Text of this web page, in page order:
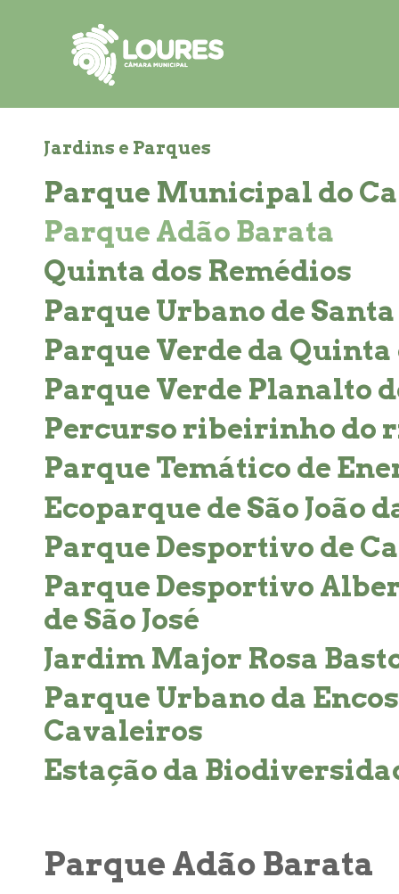
Jardins e Parques
Parque Municipal do
Parque Adão Barata
Quinta dos Remédios
Parque Urbano de
Parque Verde da Quinta
Parque Verde Planalto
Percurso ribeirinho do
Parque Temático de
Ecoparque de São João
Parque Desportivo de
Parque Desportivo
de São José
Jardim Major Rosa
Parque Urbano da
Cavaleiros
Estação da
Parque Adão Barata